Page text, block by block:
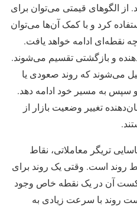
از الگوهای قیمتی می‌توان برای
کرد و با کمک آن‌ها می‌توان
نقطه‌ای ادامه خواهد یافت.
و بازگشتی تقسیم می‌شوند.
می‌شوند که روند صعودی یا
سپس به مسیر خود ادامه دهد.
تغییر وضعیت بازار از
تریگر معاملاتی، نقاط
است. وقتی یک روند برای
آن در یک نقطه خاص وجود
روند با سرعت زیادی به